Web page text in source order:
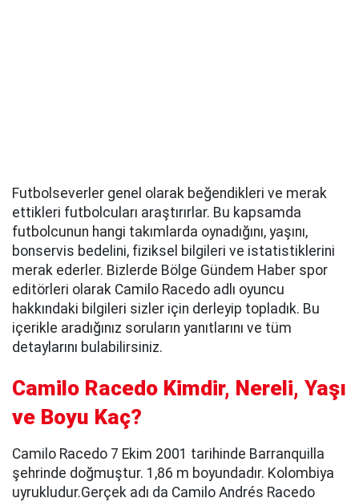
Futbolseverler genel olarak beğendikleri ve merak
ettikleri futbolcuları araştırırlar. Bu kapsamda
futbolcunun hangi takımlarda oynadığını, yaşını,
bonservis bedelini, fiziksel bilgileri ve istatistiklerini
merak ederler. Bizlerde Bölge Gündem Haber spor
editörleri olarak Camilo Racedo adlı oyuncu
hakkındaki bilgileri sizler için derleyip topladık. Bu
içerikle aradığınız soruların yanıtlarını ve tüm
detaylarını bulabilirsiniz.
Camilo Racedo Kimdir, Nereli, Yaşı
ve Boyu Kaç?
Camilo Racedo 7 Ekim 2001 tarihinde Barranquilla
şehrinde doğmuştur. 1,86 m boyundadır. Kolombiya
uyrukludur.Gerçek adı da Camilo Andrés Racedo